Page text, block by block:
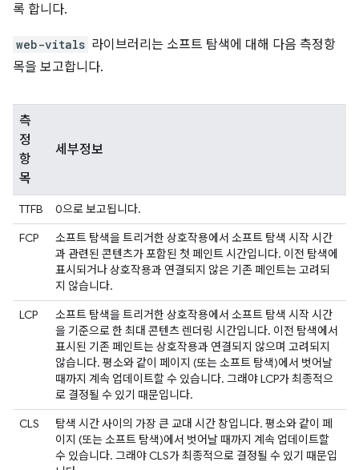
록 합니다.
web-vitals 라이브러리는 소프트 탐색에 대해 다음 측정항
목을 보고합니다.
측
정
항
목
세부정보
TTFB
0으로 보고됩니다.
FCP
소프트 탐색을 트리거한 상호작용에서 소프트 탐색 시작 시간
과 관련된 콘텐츠가 포함된 첫 페인트 시간입니다. 이전 탐색에
표시되거나 상호작용과 연결되지 않은 기존 페인트는 고려되
지 않습니다.
LCP
소프트 탐색을 트리거한 상호작용에서 소프트 탐색 시작 시간
을 기준으로 한 최대 콘텐츠 렌더링 시간입니다. 이전 탐색에서
표시된 기존 페인트는 상호작용과 연결되지 않으며 고려되지
않습니다. 평소와 같이 페이지 (또는 소프트 탐색)에서 벗어날
때까지 계속 업데이트할 수 있습니다. 그래야 LCP가 최종적으
로 결정될 수 있기 때문입니다.
CLS
탐색 시간 사이의 가장 큰 교대 시간 창입니다. 평소와 같이 페
이지 (또는 소프트 탐색)에서 벗어날 때까지 계속 업데이트할
수 있습니다. 그래야 CLS가 최종적으로 결정될 수 있기 때문입